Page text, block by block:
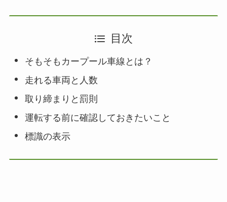
目次
そもそもカープール車線とは？
走れる車両と人数
取り締まりと罰則
運転する前に確認しておきたいこと
標識の表示